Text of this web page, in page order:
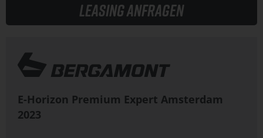
Leasing anfragen
E-Horizon Premium Expert Amsterdam
2023